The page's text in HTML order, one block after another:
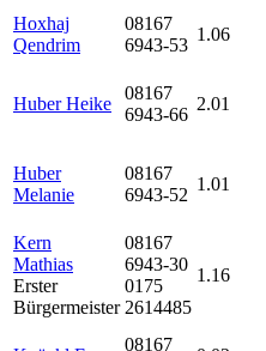
Hoxhaj
Qendrim
08167
6943-53
1.06
Huber Heike
08167
6943-66
2.01
Huber
Melanie
08167
6943-52
1.01
Kern
Mathias
Erster
Bürgermeister
08167
6943-30
0175
2614485
1.16
08167